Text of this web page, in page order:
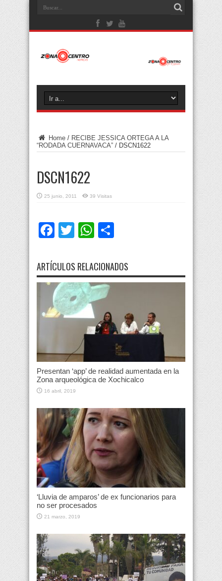
Home / RECIBE JESSICA ORTEGA A LA
“RODADA CUERNAVACA” / DSCN1622
DSCN1622
25 junio, 2011 39 Visitas
Facebook
TwitterWhatsApp
ARTÍCULOS RELACIONADOS
Presentan ‘app’ de realidad aumentada en la
Zona arqueológica de Xochicalco
16 abril, 2019
‘Lluvia de amparos’ de ex funcionarios para
no ser procesados
21 marzo, 2019